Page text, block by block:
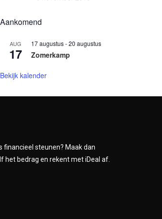
Aankomend
AUG
17
17 augustus-20 augustus
Zomerkamp
Bekijk kalender
financieel steunen? Maak dan
het bedrag en rekent met iDeal af.